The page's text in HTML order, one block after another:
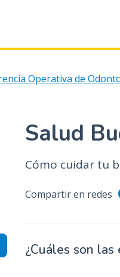
Salud
Cómo cuidar tu
Compartir en redes
¿Cuáles son